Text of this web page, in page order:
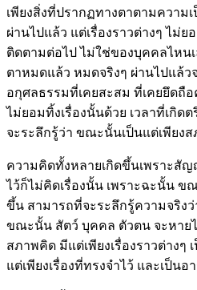
เพียงสิ่งที่ปรากฏทางตาตามความ
ผ่านไปแล้ว แต่เรื่องราวต่างๆ ไม่
ติดตามต่อไป ไม่ใช่ของบุคคลไหน
ตาหมดแล้ว หมดจริงๆ ผ่านไปแล้ว
อกุศลธรรมที่เคยสะสม ที่เคยยึดถื
ไม่ยอมทิ้งเรื่องนั้นด้วย เวลาที่เกิ
จะระลึกรู้ว่า ขณะนั้นเป็นแต่เพียง
ความคิดทั้งหลายเกิดขึ้นเพราะสั
ไว้ก็ไม่คิดเรื่องนั้น เพราะฉะนั้น ข
ขึ้น สามารถที่จะระลึกรู้ความจริง
ขณะนั้น สัตว์ บุคคล ตัวตน จะหายไ
สภาพคิด มีแต่เพียงเรื่องราวต่าง
แต่เพียงเรื่องที่ทรงจำไว้ และเป็น